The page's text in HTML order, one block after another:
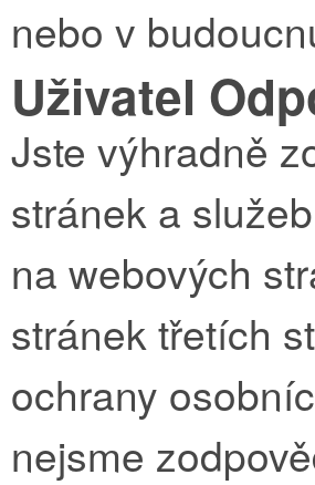
nebo v
Uživatel
Jste výhradně
stránek a
na webových
stránek třetích
ochrany
nejsme